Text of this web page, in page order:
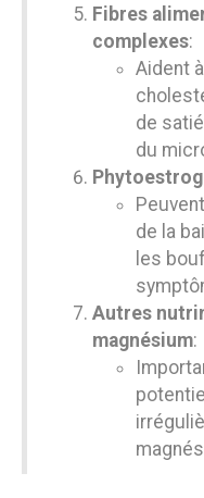
Fibres
complexes:
Aident
de
du
de la
les
Autres
magnésium: